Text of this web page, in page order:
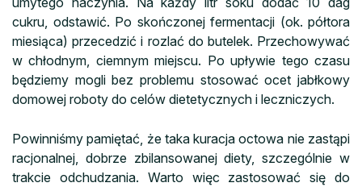
cukru, odstawić. Po skończonej fermentacji (ok. półtora
miesiąca) przecedzić i rozlać do butelek. Przechowywać
w chłodnym, ciemnym miejscu. Po upływie tego czasu
będziemy mogli bez problemu stosować ocet jabłkowy
domowej roboty do celów dietetycznych i leczniczych.
Powinniśmy pamiętać, że taka kuracja octowa nie zastąpi
racjonalnej, dobrze zbilansowanej diety, szczególnie w
trakcie odchudzania. Warto więc zastosować się do